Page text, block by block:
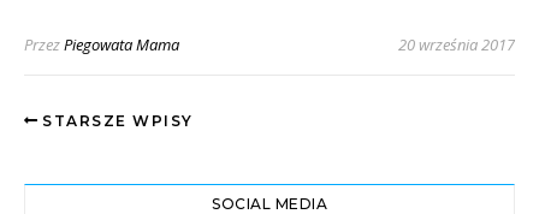
PrzezPiegowata Mama 20 września 2017
STARSZE WPISY
SOCIAL MEDIA